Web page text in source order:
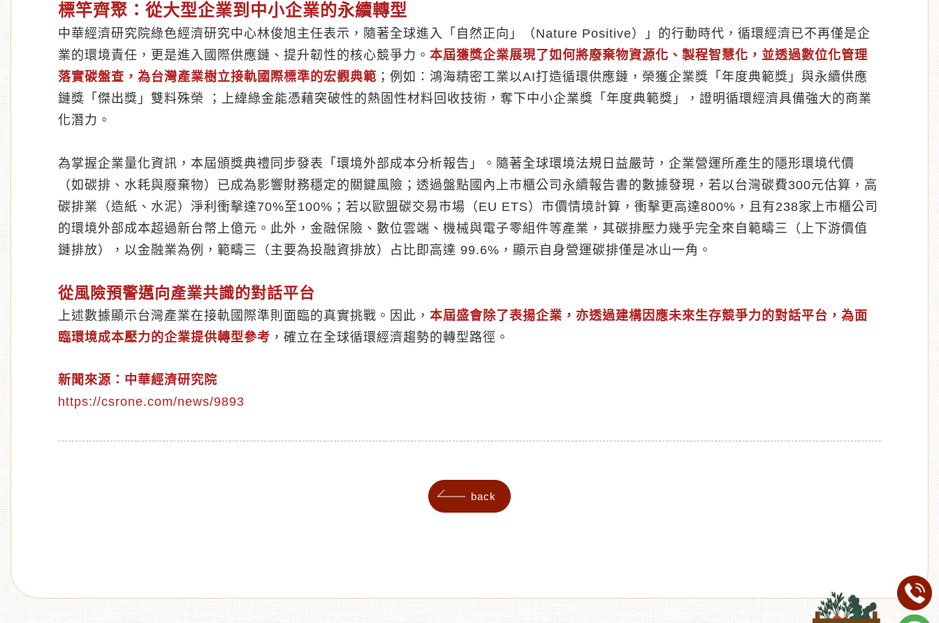
標竿齊聚：從大型企業到中小企業的永續轉型
中華經濟研究院綠色經濟研究中心林俊旭主任表示，隨著全球進入「自然正向」（Nature Positive）」的行動時代，循環經濟已不再僅是企
業的環境責任，更是進入國際供應鏈、提升韌性的核心競爭力。本屆獲獎企業展現了如何將廢棄物資源化、製程智慧化，並透過數位化管理
落實碳盤查，為台灣產業樹立接軌國際標準的宏觀典範 ；例如：鴻海精密工業以AI打造循環供應鏈，榮獲企業獎「年度典範獎」與永續供應
鏈獎「傑出獎」雙料殊榮 ；上緯綠金能憑藉突破性的熱固性材料回收技術，奪下中小企業獎「年度典範獎」，證明循環經濟具備強大的商業
化潛力。
為掌握企業量化資訊，本屆頒獎典禮同步發表「環境外部成本分析報告」。隨著全球環境法規日益嚴苛，企業營運所產生的隱形環境代價
（如碳排、水耗與廢棄物）已成為影響財務穩定的關鍵風險；透過盤點國內上市櫃公司永續報告書的數據發現，若以台灣碳費300元估算，高
碳排業（造紙、水泥）淨利衝擊達70%至100%；若以歐盟碳交易市場（EU ETS）市價情境計算，衝擊更高達800%，且有238家上市櫃公司
的環境外部成本超過新台幣上億元。此外，金融保險、數位雲端、機械與電子零組件等產業，其碳排壓力幾乎完全來自範疇三（上下游價值
鏈排放），以金融業為例，範疇三（主要為投融資排放）占比即高達 99.6%，顯示自身營運碳排僅是冰山一角。
從風險預警邁向產業共識的對話平台
上述數據顯示台灣產業在接軌國際準則面臨的真實挑戰。因此，本屆盛會除了表揚企業，亦透過建構因應未來生存競爭力的對話平台，為面
臨環境成本壓力的企業提供轉型參考 ，確立在全球循環經濟趨勢的轉型路徑。
新聞來源：中華經濟研究院
https://csrone.com/news/9893
back